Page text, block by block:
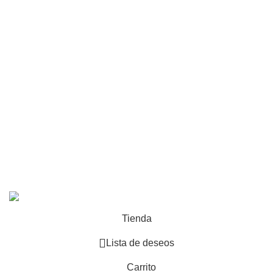
Tienda
Lista de deseos
Carrito